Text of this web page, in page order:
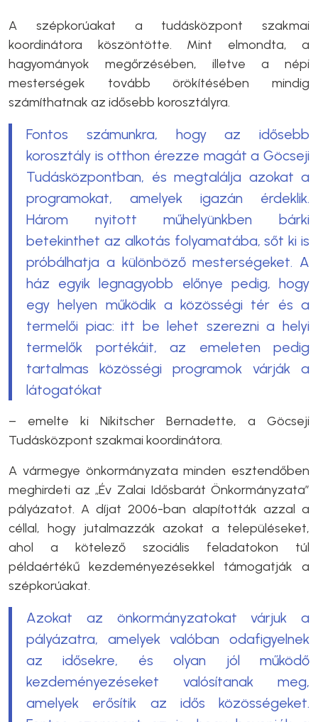
A szépkorúakat a tudásközpont szakmai
koordinátora köszöntötte. Mint elmondta, a
hagyományok megőrzésében, illetve a népi
mesterségek tovább örökítésében mindig
számíthatnak az idősebb korosztályra.
Fontos számunkra, hogy az idősebb
korosztály is otthon érezze magát a Göcseji
Tudásközpontban, és megtalálja azokat a
programokat, amelyek igazán érdeklik.
Három nyitott műhelyünkben bárki
betekinthet az alkotás folyamatába, sőt ki is
próbálhatja a különböző mesterségeket. A
ház egyik legnagyobb előnye pedig, hogy
egy helyen működik a közösségi tér és a
termelői piac: itt be lehet szerezni a helyi
termelők portékáit, az emeleten pedig
tartalmas közösségi programok várják a
látogatókat
– emelte ki Nikitscher Bernadette, a Göcseji
Tudásközpont szakmai koordinátora.
A vármegye önkormányzata minden esztendőben
meghirdeti az „Év Zalai Idősbarát Önkormányzata”
pályázatot. A díjat 2006-ban alapították azzal a
céllal, hogy jutalmazzák azokat a településeket,
ahol a kötelező szociális feladatokon túl
példaértékű kezdeményezésekkel támogatják a
szépkorúakat.
Azokat az önkormányzatokat várjuk a
pályázatra, amelyek valóban odafigyelnek
az idősekre, és olyan jól működő
kezdeményezéseket valósítanak meg,
amelyek erősítik az idős közösségeket.